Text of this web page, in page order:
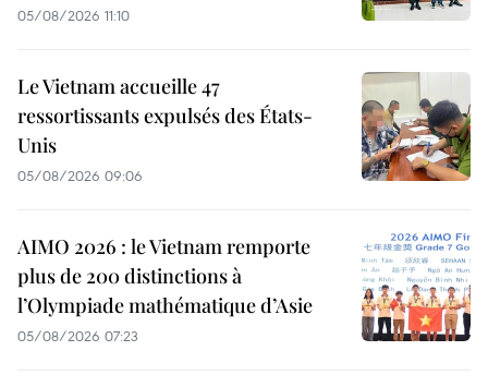
05/08/2026 11:10
Le Vietnam accueille 47
ressortissants expulsés des États-
Unis
05/08/2026 09:06
AIMO 2026 : le Vietnam remporte
plus de 200 distinctions à
l’Olympiade mathématique d’Asie
05/08/2026 07:23